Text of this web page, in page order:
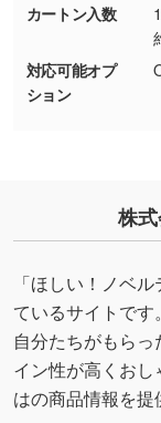
・持ってい
しの作り方
印刷したい
合、シンプ
を生成して
URLをご指
いたします
→詳しく見る
カートン入数
対応可能オプ
ション
株
「ほしい！ノベ
ているサイトです。
自分たちがもら
イン性が高くお
はの商品情報を提